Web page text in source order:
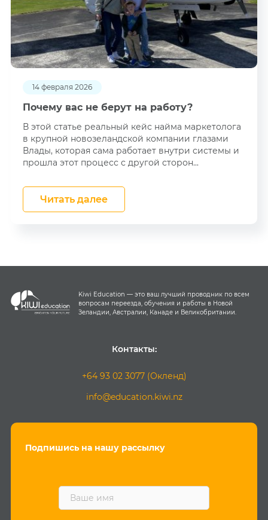
14 февраля 2026
Почему вас не берут на работу?
В этой статье реальный кейс найма маркетолога
в крупной новозеландской компании глазами
Влады, которая сама работает внутри системы и
прошла этот процесс с другой сторон...
Читать далее
Kiwi Education — это ваш лучший проводник по всем
вопросам переезда, обучения и работы в Новой
Зеландии, Австралии, Канаде и Великобритании.
Контакты:
+64 93 02 3077 (Окленд)
info@education.kiwi.nz
Подпишись на нашу рассылку
F